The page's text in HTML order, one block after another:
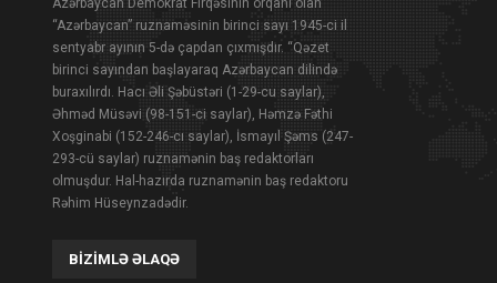
“Azərbaycan” ruznaməsinin birinci sayı 1945-ci il
sentyabr ayının 5-də çapdan çıxmışdır. “Qəzet
birinci sayından başlayaraq Azərbaycan dilində
buraxılırdı. Hacı Əli Şəbüstəri (1-29-cu saylar),
Əhməd Müsəvi (98-151-ci saylar), Həmzə Fəthi
Xoşginabi (152-246-cı saylar), İsmayıl Şəms (247-
293-cü saylar) ruznamənin baş redaktorları
olmuşdur. Hal-hazırda ruznamənin baş redaktoru
Rəhim Hüseynzadədir.
BIZIMLƏ ƏLAQƏ